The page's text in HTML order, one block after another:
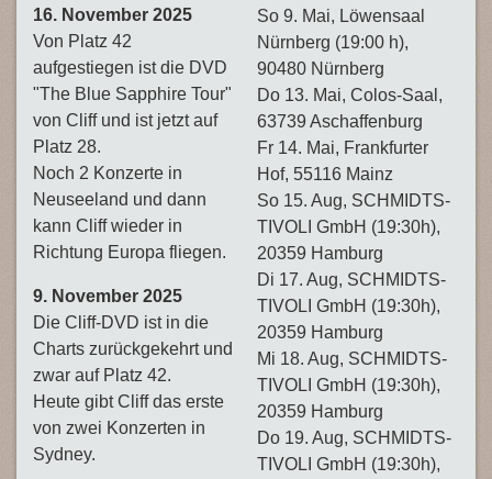
16. November 2025
Von Platz 42
aufgestiegen ist die DVD
"The Blue Sapphire Tour"
von Cliff und ist jetzt auf
Platz 28.
Noch 2 Konzerte in
Neuseeland und dann
kann Cliff wieder in
Richtung Europa fliegen.
9. November 2025
Die Cliff-DVD ist in die
Charts zurückgekehrt und
zwar auf Platz 42.
Heute gibt Cliff das erste
von zwei Konzerten in
Sydney.
So 9. Mai, Löwensaal
Nürnberg (19:00 h),
90480 Nürnberg
Do 13. Mai, Colos-Saal,
63739 Aschaffenburg
Fr 14. Mai, Frankfurter
Hof, 55116 Mainz
So 15. Aug, SCHMIDTS-
TIVOLI GmbH (19:30h),
20359 Hamburg
Di 17. Aug, SCHMIDTS-
TIVOLI GmbH (19:30h),
20359 Hamburg
Mi 18. Aug, SCHMIDTS-
TIVOLI GmbH (19:30h),
20359 Hamburg
Do 19. Aug, SCHMIDTS-
TIVOLI GmbH (19:30h),